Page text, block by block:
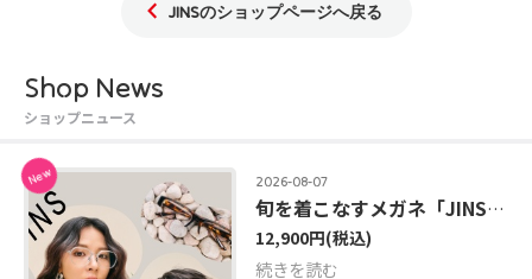
JINSのショップページへ戻る
Shop News
ショップニュース
New 2026-08-07
旬を着こなすメガネ「JINS TODAY」2026年秋の新作発売！
12,900円(税込)
続きを読む